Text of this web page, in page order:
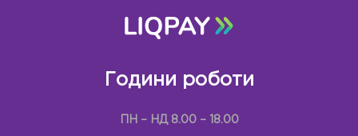
Години роботи
ПН – НД 8.00 – 18.00